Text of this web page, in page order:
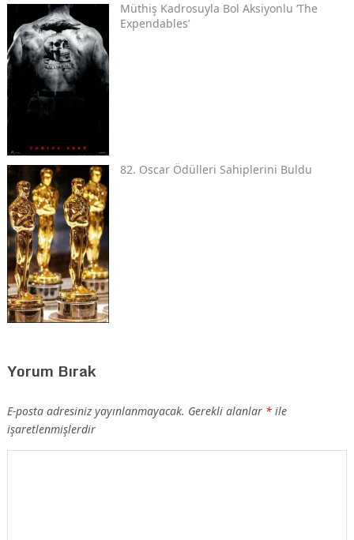
Müthiş Kadrosuyla Bol Aksiyonlu ‘The
Expendables’
82. Oscar Ödülleri Sahiplerini Buldu
Yorum Bırak
E-posta adresiniz yayınlanmayacak. Gerekli alanlar *ile
işaretlenmişlerdir